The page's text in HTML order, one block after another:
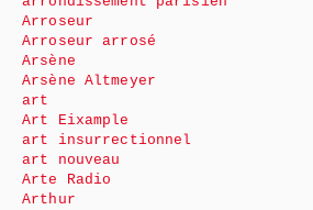
Arroseur
Arroseur arrosé
Arsène
Arsène Altmeyer
art
Art Eixample
art insurrectionnel
art nouveau
Arte Radio
Arthur